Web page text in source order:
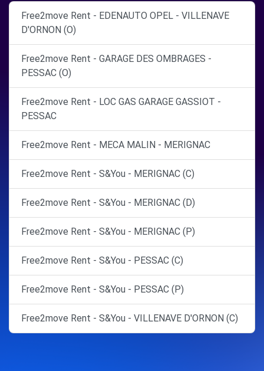
Free2move Rent - EDENAUTO OPEL - VILLENAVE
D'ORNON (O)
Free2move Rent - GARAGE DES OMBRAGES -
PESSAC (O)
Free2move Rent - LOC GAS GARAGE GASSIOT -
PESSAC
Free2move Rent - MECA MALIN - MERIGNAC
Free2move Rent - S&You - MERIGNAC (C)
Free2move Rent - S&You - MERIGNAC (D)
Free2move Rent - S&You - MERIGNAC (P)
Free2move Rent - S&You - PESSAC (C)
Free2move Rent - S&You - PESSAC (P)
Free2move Rent - S&You - VILLENAVE D'ORNON (C)